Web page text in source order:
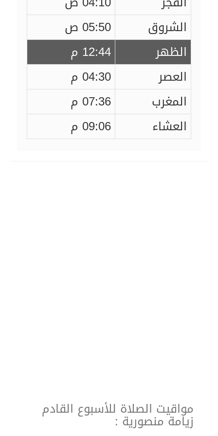
الشروق
05:50 ص
الظهر
12:44 م
العصر
04:30 م
المغرب
07:36 م
العشاء
09:06 م
مواقيت الصلاة للأسبوع القادم
زيامة منصورية :